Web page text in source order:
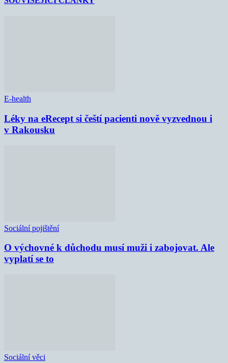
E-health
Léky na eRecept si čeští pacienti nově vyzvednou i
v Rakousku
Sociální pojištění
O výchovné k důchodu musí muži i zabojovat. Ale
vyplatí se to
Sociální věci